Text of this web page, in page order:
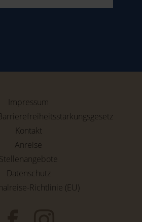
Impressum
Kontakt
Anreise
Stellenangebote
Datenschutz
Richtlinie (EU)